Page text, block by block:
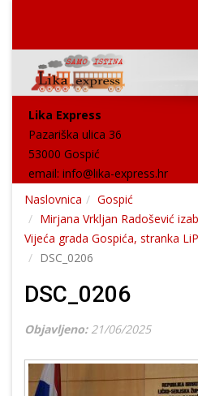
Lika Express
Pazariška ulica 36
53000 Gospić
email: info@lika-express.hr
Naslovnica
Gospić
Mirjana Vrkljan Radošević
Vijeća grada Gospića, stranka
DSC_0206
DSC_0206
Objavljeno: 21/06/2025